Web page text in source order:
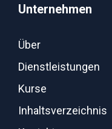
Unternehmen
Über
Dienstleistungen
Kurse
Inhaltsverzeichnis